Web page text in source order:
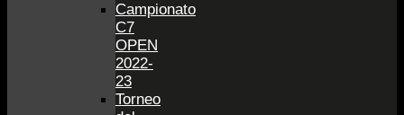
Campionato
C7
OPEN
2022-
23
Torneo